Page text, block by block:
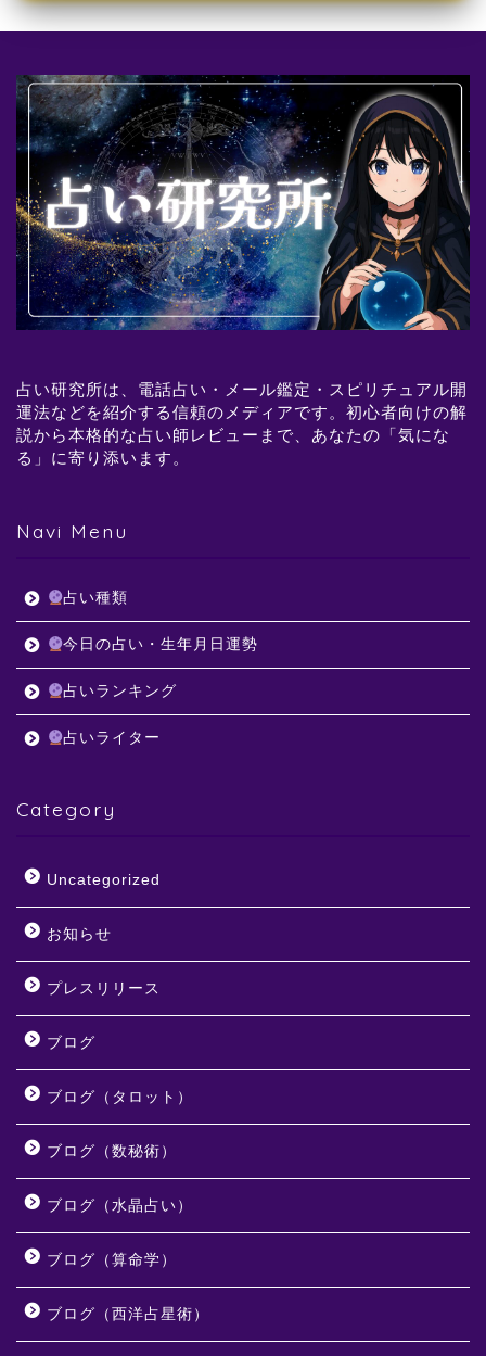
占い研究所は、電話占い・メール鑑定・スピリチュアル開
運法などを紹介する信頼のメディアです。初心者向けの解
説から本格的な占い師レビューまで、あなたの「気にな
る」に寄り添います。
Navi Menu
占い種類
今日の占い・生年月日運勢
占いランキング
占いライター
Category
Uncategorized
お知らせ
プレスリリース
ブログ
ブログ（タロット）
ブログ（数秘術）
ブログ（水晶占い）
ブログ（算命学）
ブログ（西洋占星術）